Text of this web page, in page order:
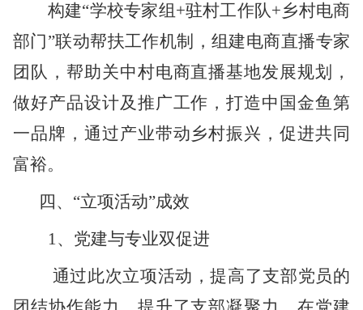
构建“学校专家组+驻村工作队+乡村电商
部门”联动帮扶工作机制，组建电商直播专家
团队，帮助关中村电商直播基地发展规划，
做好产品设计及推广工作，打造中国金鱼第
一品牌，通过产业带动乡村振兴，促进共同
富裕。
四、 “立项活动”成效
1、党建与专业双促进
通过此次立项活动，提高了支部党员的